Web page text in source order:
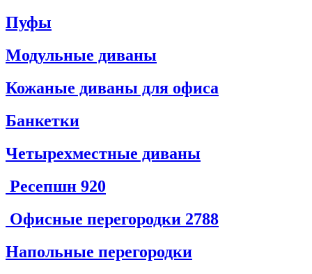
Пуфы
Модульные диваны
Кожаные диваны для офиса
Банкетки
Четырехместные диваны
Ресепшн 920
Офисные перегородки 2788
Напольные перегородки